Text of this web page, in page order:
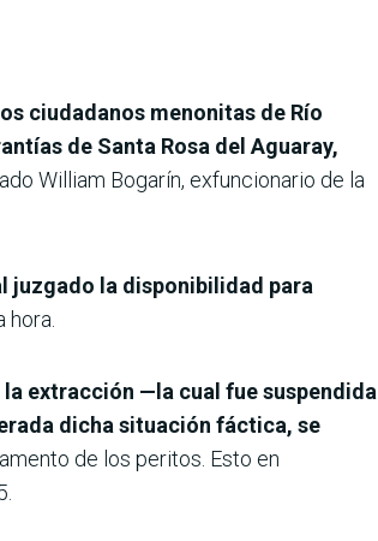
ciudadanos menonitas de Río
de Santa Rosa del Aguaray,
William Bogarín, exfuncionario de la
juzgado la disponibilidad para
hora.
extracción —la cual fue suspendida
dicha situación fáctica, se
de los peritos. Esto en